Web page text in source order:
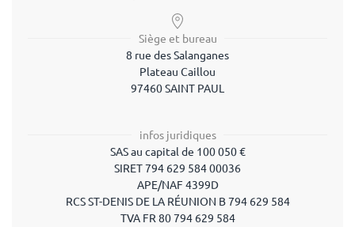
Siège et bureau
8 rue des Salanganes
Plateau Caillou
97460 SAINT PAUL
infos juridiques
SASau capital de 100 050€
SIRET794 629 584 00036
APE/NAF 4399D
RCS ST-DENIS DE LA RÉUNION B 794 629 584
TVAFR 80 794 629 584